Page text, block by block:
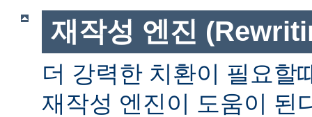
재작성 엔진
더 강력한 치환이 필요할
재작성 엔진이 도움이 된